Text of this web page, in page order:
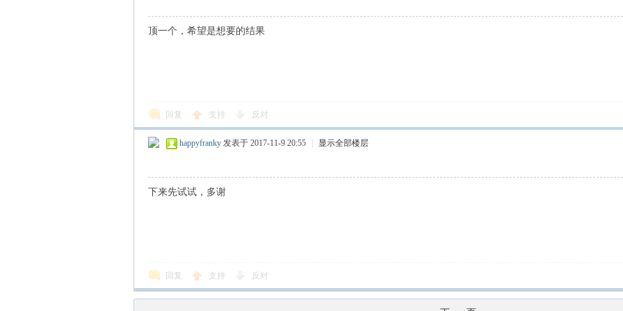
顶一个，希望是想要的结果
回复 支持 反对
happyfranky 发表于 2017-11-9 20:55 显示全部楼层
下来先试试，多谢
回复 支持 反对